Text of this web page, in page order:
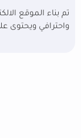
تم بناء الموقع
واحترافي ويحتوى